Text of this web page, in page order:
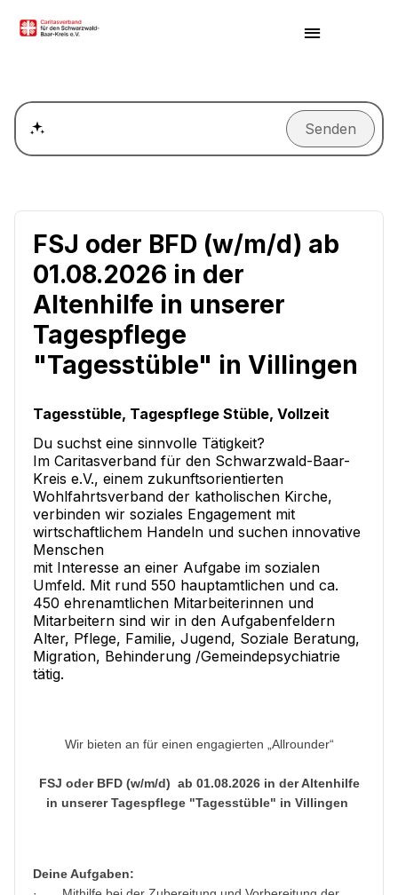
Wie kann ich einen Termin für ein Beratungsgespräch
Senden
FSJ oder BFD (w/m/d) ab
01.08.2026 in der
Altenhilfe in unserer
Tagespflege
"Tagesstüble" in Villingen
Tagesstüble, Tagespflege Stüble, Vollzeit
Du suchst eine sinnvolle Tätigkeit?
Im Caritasverband für den Schwarzwald-Baar-
Kreis e.V., einem zukunftsorientierten
Wohlfahrtsverband der katholischen Kirche,
verbinden wir soziales Engagement mit
wirtschaftlichem Handeln und suchen innovative
Menschen
mit Interesse an einer Aufgabe im sozialen
Umfeld. Mit rund 550 hauptamtlichen und ca.
450 ehrenamtlichen Mitarbeiterinnen und
Mitarbeitern sind wir in den Aufgabenfeldern
Alter, Pflege, Familie, Jugend, Soziale Beratung,
Migration, Behinderung /Gemeindepsychiatrie
tätig.
Wir bieten an für einen engagierten „Allrounder“
FSJ oder BFD (w/m/d) ab 01.08.2026 in der Altenhilfe
in unserer Tagespflege "Tagesstüble" in Villingen
Deine Aufgaben: